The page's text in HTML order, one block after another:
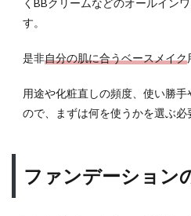
くBBクリームなどのオールイン
す。
是非自分の肌に合うベースメイク
用途や化粧直しの頻度、使い勝
ので、まずは何を使うかを選ぶ必
ファンデーション